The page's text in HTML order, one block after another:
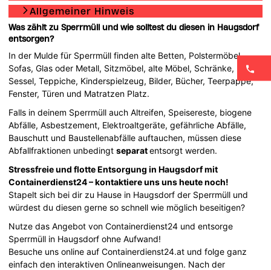
Allgemeiner Hinweis
Was zählt zu Sperrmüll und wie solltest du diesen in Haugsdorf
entsorgen?
In der Mulde für Sperrmüll finden alte Betten, Polstermöbel,
Sofas, Glas oder Metall, Sitzmöbel, alte Möbel, Schränke,
Sessel, Teppiche, Kinderspielzeug, Bilder, Bücher, Teerpappe,
Fenster, Türen und Matratzen Platz.
Falls in deinem Sperrmüll auch Altreifen, Speisereste, biogene
Abfälle, Asbestzement, Elektroaltgeräte, gefährliche Abfälle,
Bauschutt und Baustellenabfälle auftauchen, müssen diese
Abfallfraktionen unbedingtseparatentsorgt werden.
Stressfreie und flotte Entsorgung in Haugsdorf mit
Containerdienst24 – kontaktiere uns uns heute noch!
Stapelt sich bei dir zu Hause in Haugsdorf der Sperrmüll und
würdest du diesen gerne so schnell wie möglich beseitigen?
Nutze das Angebot von Containerdienst24 und entsorge
Sperrmüll in Haugsdorf ohne Aufwand!
Besuche uns online auf Containerdienst24.at und folge ganz
einfach den interaktiven Onlineanweisungen. Nach der